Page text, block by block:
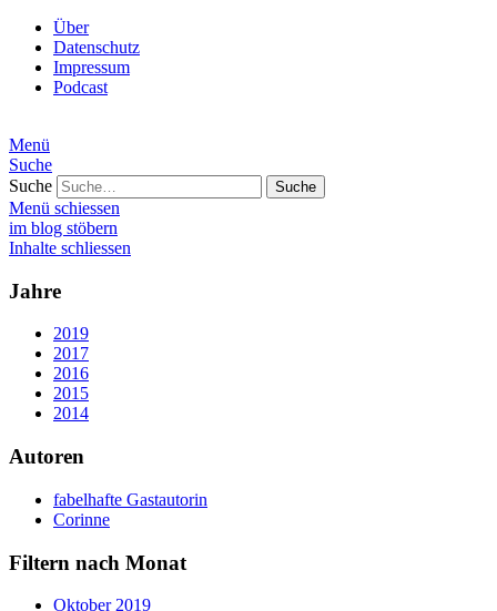
Über
Datenschutz
Impressum
Podcast
Menü
Suche
Suche
Menü schiessen
im blog stöbern
Inhalte schliessen
Jahre
2019
2017
2016
2015
2014
Autoren
fabelhafte Gastautorin
Corinne
Filtern nach Monat
Oktober 2019